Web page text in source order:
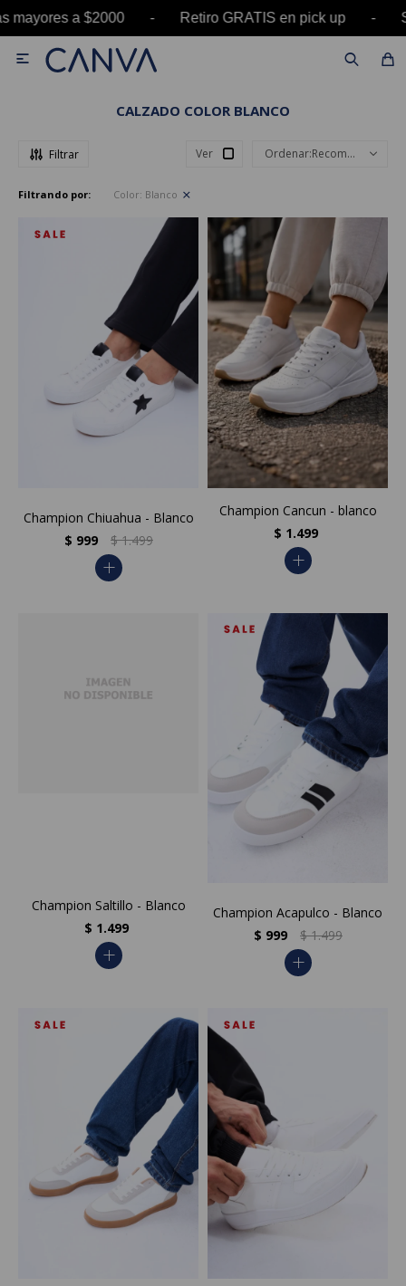
mayores a $2000 - Retiro GRATIS en pick up -

CALZADO COLOR BLANCO
Ver Recomendados
Filtrando por: Color: Blanco
Champion Chiuahua - Blanco
$ 999 $ 1.499
add
Champion Cancun - blanco
$ 1.499
add
Champion Saltillo - Blanco
$ 1.499
add
Champion Acapulco - Blanco
$ 999 $ 1.499
add